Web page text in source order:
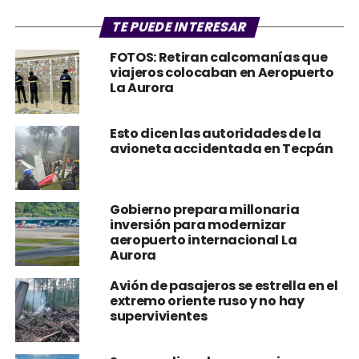
TE PUEDE INTERESAR
FOTOS: Retiran calcomanías que
viajeros colocaban en Aeropuerto
La Aurora
Esto dicen las autoridades de la
avioneta accidentada en Tecpán
Gobierno prepara millonaria
inversión para modernizar
aeropuerto internacional La
Aurora
Avión de pasajeros se estrella en el
extremo oriente ruso y no hay
supervivientes